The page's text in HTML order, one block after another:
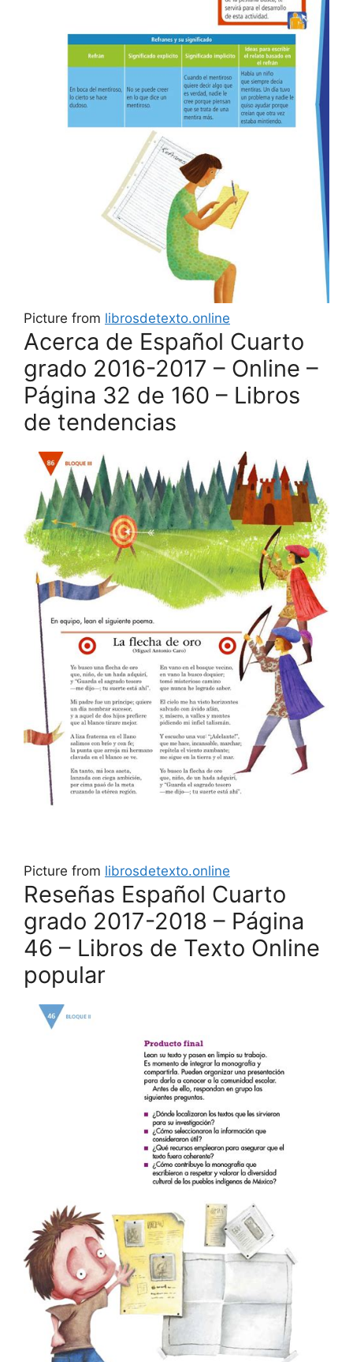
Picture from librosdetexto.online
Acerca de Español Cuarto
grado 2016-2017 – Online –
Página 32 de 160 – Libros
de tendencias
Picture from librosdetexto.online
Reseñas Español Cuarto
grado 2017-2018 – Página
46 – Libros de Texto Online
popular